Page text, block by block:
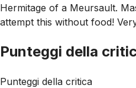
Hermitage of a Meursault.
attempt this without food!
Punteggi della
Punteggi della critica